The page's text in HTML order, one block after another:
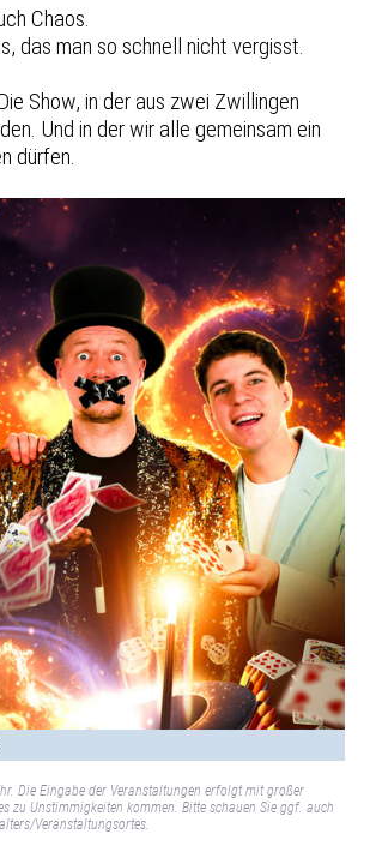
Chaos.
das man so schnell nicht vergisst.
Show, in der aus zwei Zwillingen
Und in der wir alle gemeinsam ein
dürfen.
Die Eingabe der Veranstaltungen erfolgt mit großer
zu Unstimmigkeiten kommen. Bitte schauen Sie ggf. auch
Veranstaltungsortes.